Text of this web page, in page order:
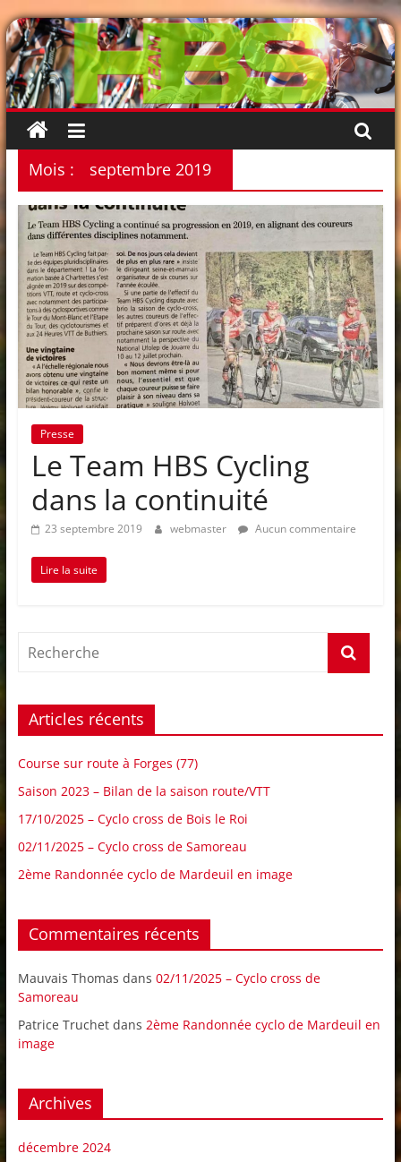
Passer
au
contenu
Mois : septembre 2019
Presse
Le Team HBS Cycling
dans la continuité
23 septembre 2019 webmaster Aucun commentaire
Lire la suite
Articles récents
Course sur route à Forges (77)
Saison 2023 – Bilan de la saison route/VTT
17/10/2025 – Cyclo cross de Bois le Roi
02/11/2025 – Cyclo cross de Samoreau
2ème Randonnée cyclo de Mardeuil en image
Commentaires récents
Mauvais Thomas dans 02/11/2025 – Cyclo cross de
Samoreau
Patrice Truchetdans 2ème Randonnée cyclo de Mardeuil en
image
Archives
décembre 2024